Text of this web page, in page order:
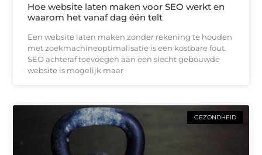
Hoe website laten maken voor SEO werkt en
waarom het vanaf dag één telt
Een website laten maken zonder rekening te houden
met zoekmachineoptimalisatie is een kostbare fout.
SEO achteraf toevoegen aan een slecht gebouwde
website is mogelijk maar
GEZONDHEID